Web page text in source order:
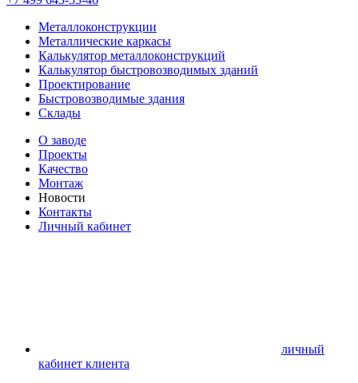
Металлоконструкции
Металлические каркасы
Калькулятор металлоконструкций
Калькулятор быстровозводимых зданий
Проектирование
Быстровозводимые здания
Склады
О заводе
Проекты
Качество
Монтаж
Новости
Контакты
Личный кабинет
личный
кабинет клиента